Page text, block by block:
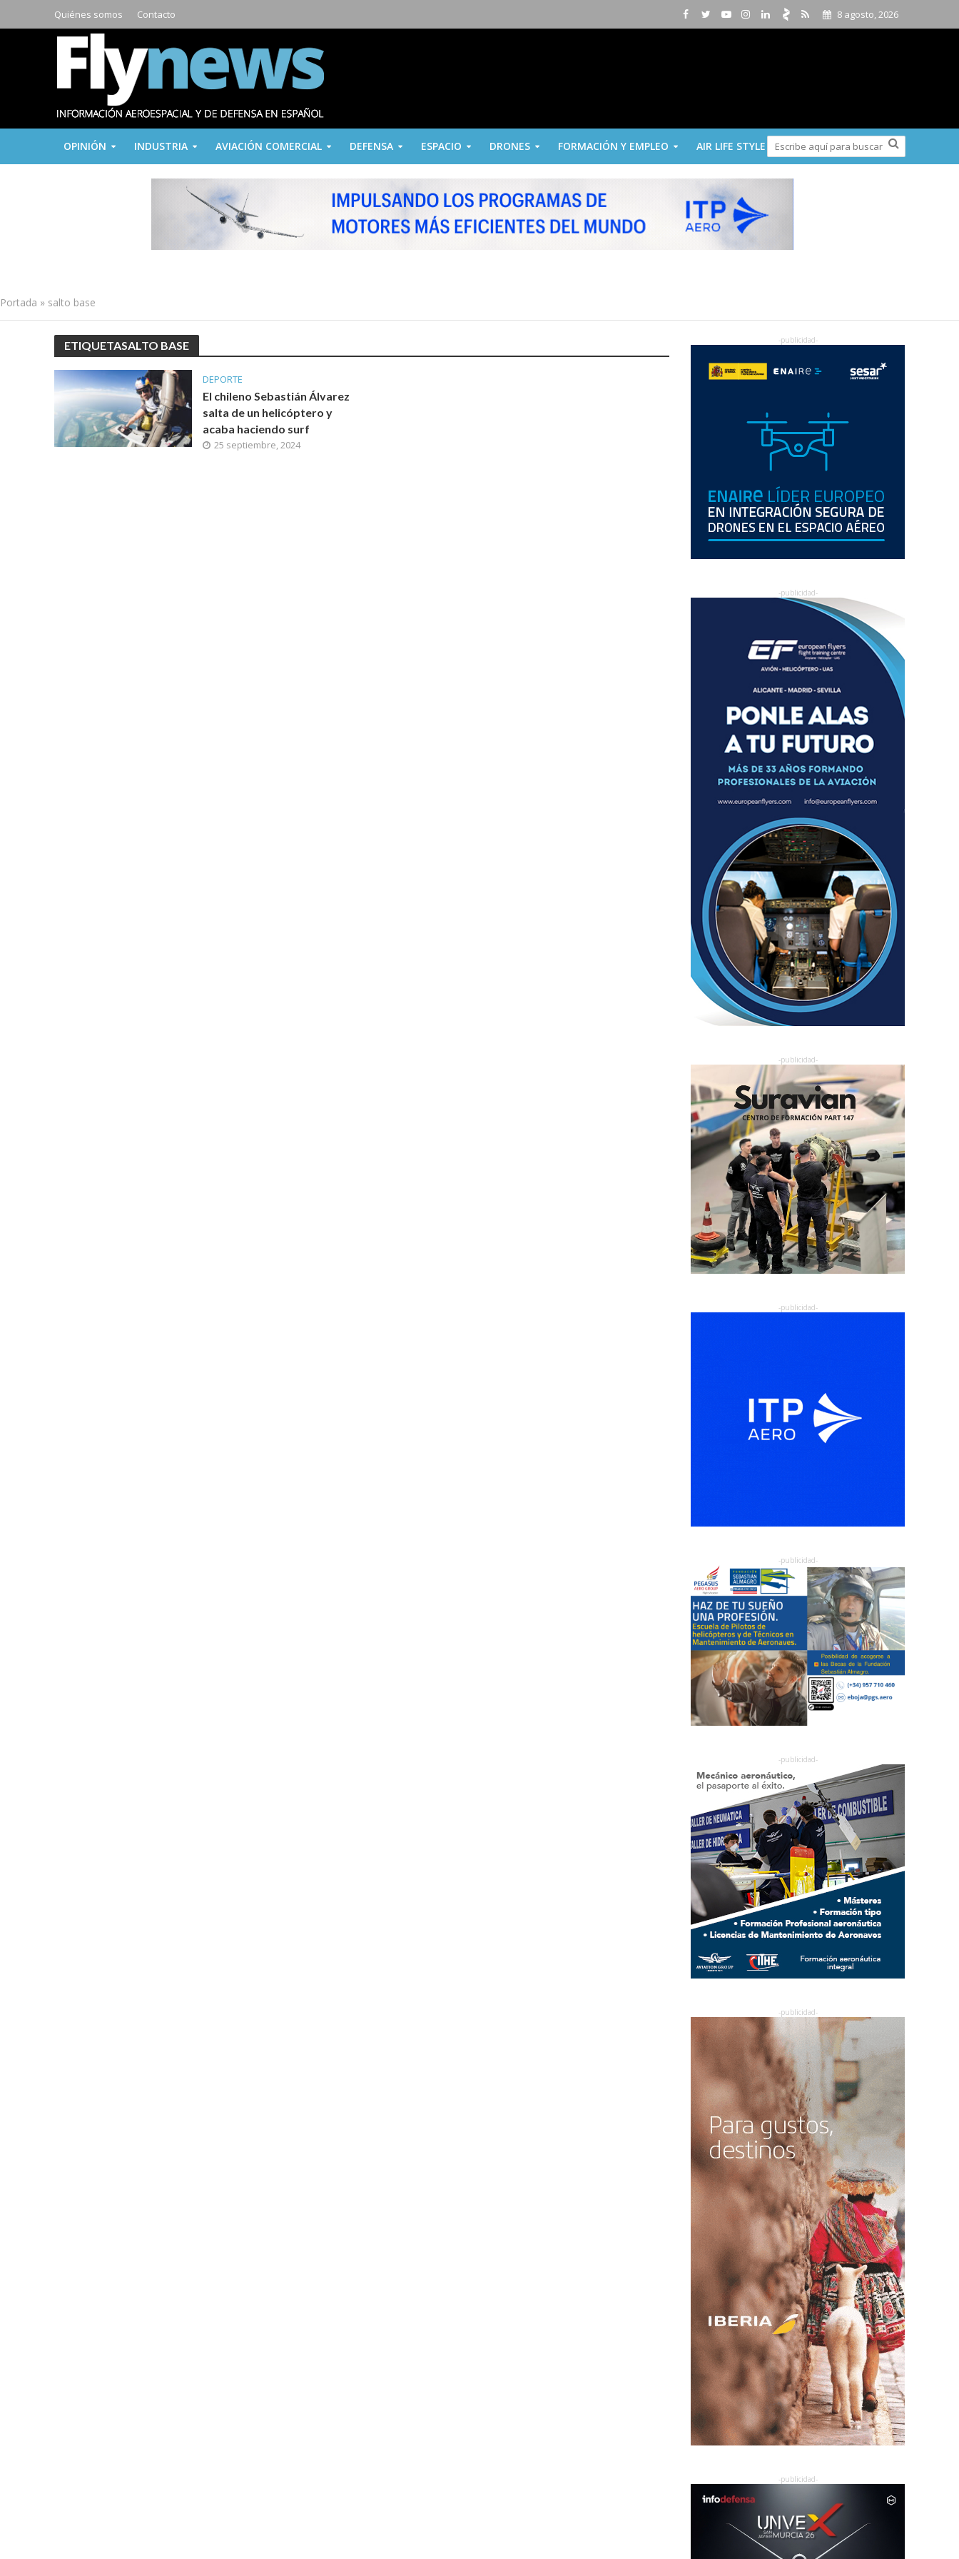
Quiénes somos Contacto 8 agosto, 2026
OPINIÓN INDUSTRIA AVIACIÓN COMERCIAL DEFENSA ESPACIO DRONES FORMACIÓN Y EMPLEO AIR LIFE STYLE
Portada » salto base
ETIQUETASALTO BASE
DEPORTE
El chileno Sebastián Álvarez
salta de un helicóptero y
acaba haciendo surf
25 septiembre, 2024